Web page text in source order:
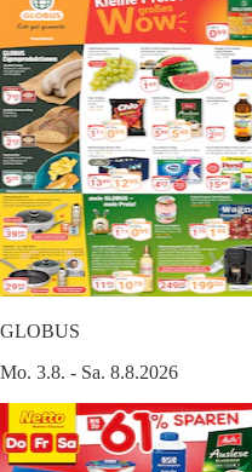
GLOBUS
Mo. 3.8. - Sa. 8.8.2026